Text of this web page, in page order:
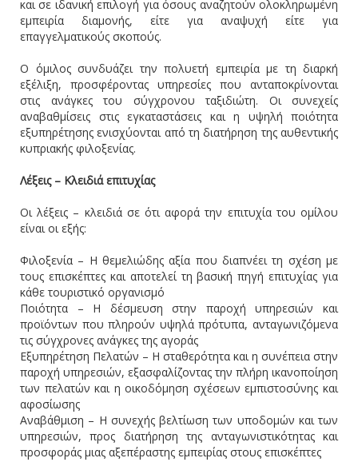
και σε ιδανική επιλογή για όσους αναζητούν ολοκληρωμένη
εμπειρία διαμονής, είτε για αναψυχή είτε για
επαγγελματικούς σκοπούς.
Ο όμιλος συνδυάζει την πολυετή εμπειρία με τη διαρκή
εξέλιξη, προσφέροντας υπηρεσίες που ανταποκρίνονται
στις ανάγκες του σύγχρονου ταξιδιώτη. Οι συνεχείς
αναβαθμίσεις στις εγκαταστάσεις και η υψηλή ποιότητα
εξυπηρέτησης ενισχύονται από τη διατήρηση της αυθεντικής
κυπριακής φιλοξενίας.
Λέξεις – Κλειδιά επιτυχίας
Οι λέξεις – κλειδιά σε ότι αφορά την επιτυχία του ομίλου
είναι οι εξής:
Φιλοξενία – Η θεμελιώδης αξία που διαπνέει τη σχέση με
τους επισκέπτες και αποτελεί τη βασική πηγή επιτυχίας για
κάθε τουριστικό οργανισμό
Ποιότητα – Η δέσμευση στην παροχή υπηρεσιών και
προϊόντων που πληρούν υψηλά πρότυπα, ανταγωνιζόμενα
τις σύγχρονες ανάγκες της αγοράς
Εξυπηρέτηση Πελατών – Η σταθερότητα και η συνέπεια στην
παροχή υπηρεσιών, εξασφαλίζοντας την πλήρη ικανοποίηση
των πελατών και η οικοδόμηση σχέσεων εμπιστοσύνης και
αφοσίωσης
Αναβάθμιση – Η συνεχής βελτίωση των υποδομών και των
υπηρεσιών, προς διατήρηση της ανταγωνιστικότητας και
προσφοράς μιας αξεπέραστης εμπειρίας στους επισκέπτες